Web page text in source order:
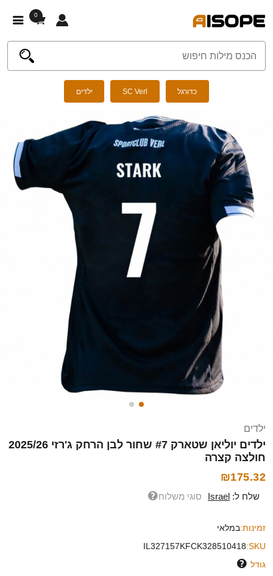
0
כדורגל SC Verl ילדים
ילדים
ילדים יוליאן שטארק #7 שחור לבן הרחק ג'רזי 2025/26
חולצה קצרה
₪175.32
שלח ל: Israel סוגי משלוח
זמינות:במלאי
SKU:
IL327157KFCK328510418
גודל